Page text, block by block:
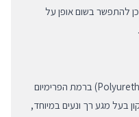
להתפשר בשום אופן על
הכיסוי החדשני מיוצר מפוליאוריתן (Polyurethane) ברמת הפרימיום
בעל מגע רך ונעים במיוחד,